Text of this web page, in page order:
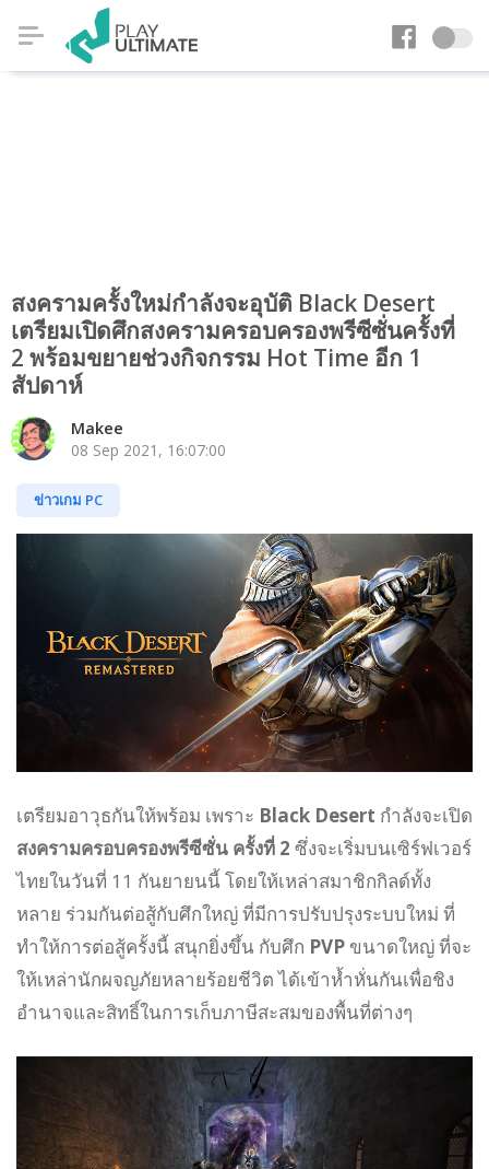
สงครามครั้งใหม่กำลังจะอุบัติ Black Desert
เตรียมเปิดศึกสงครามครอบครองพรีซีซั่นครั้งที่
2 พร้อมขยายช่วงกิจกรรม Hot Time อีก 1
สัปดาห์
Makee
08 Sep 2021, 16:07:00
ข่าวเกม PC
เตรียมอาวุธกันให้พร้อม เพราะ Black Desert กำลังจะเปิด
สงครามครอบครองพรีซีซั่น ครั้งที่ 2 ซึ่งจะเริ่มบนเซิร์ฟเวอร์
ไทยในวันที่ 11 กันยายนนี้ โดยให้เหล่าสมาชิกกิลด์ทั้ง
หลาย ร่วมกันต่อสู้กับศึกใหญ่ ที่มีการปรับปรุงระบบใหม่ ที่
ทำให้การต่อสู้ครั้งนี้ สนุกยิ่งขึ้น กับศึก PVP ขนาดใหญ่ ที่จะ
ให้เหล่านักผจญภัยหลายร้อยชีวิต ได้เข้าห้ำหั่นกันเพื่อชิง
อำนาจและสิทธิ์ในการเก็บภาษีสะสมของพื้นที่ต่างๆ